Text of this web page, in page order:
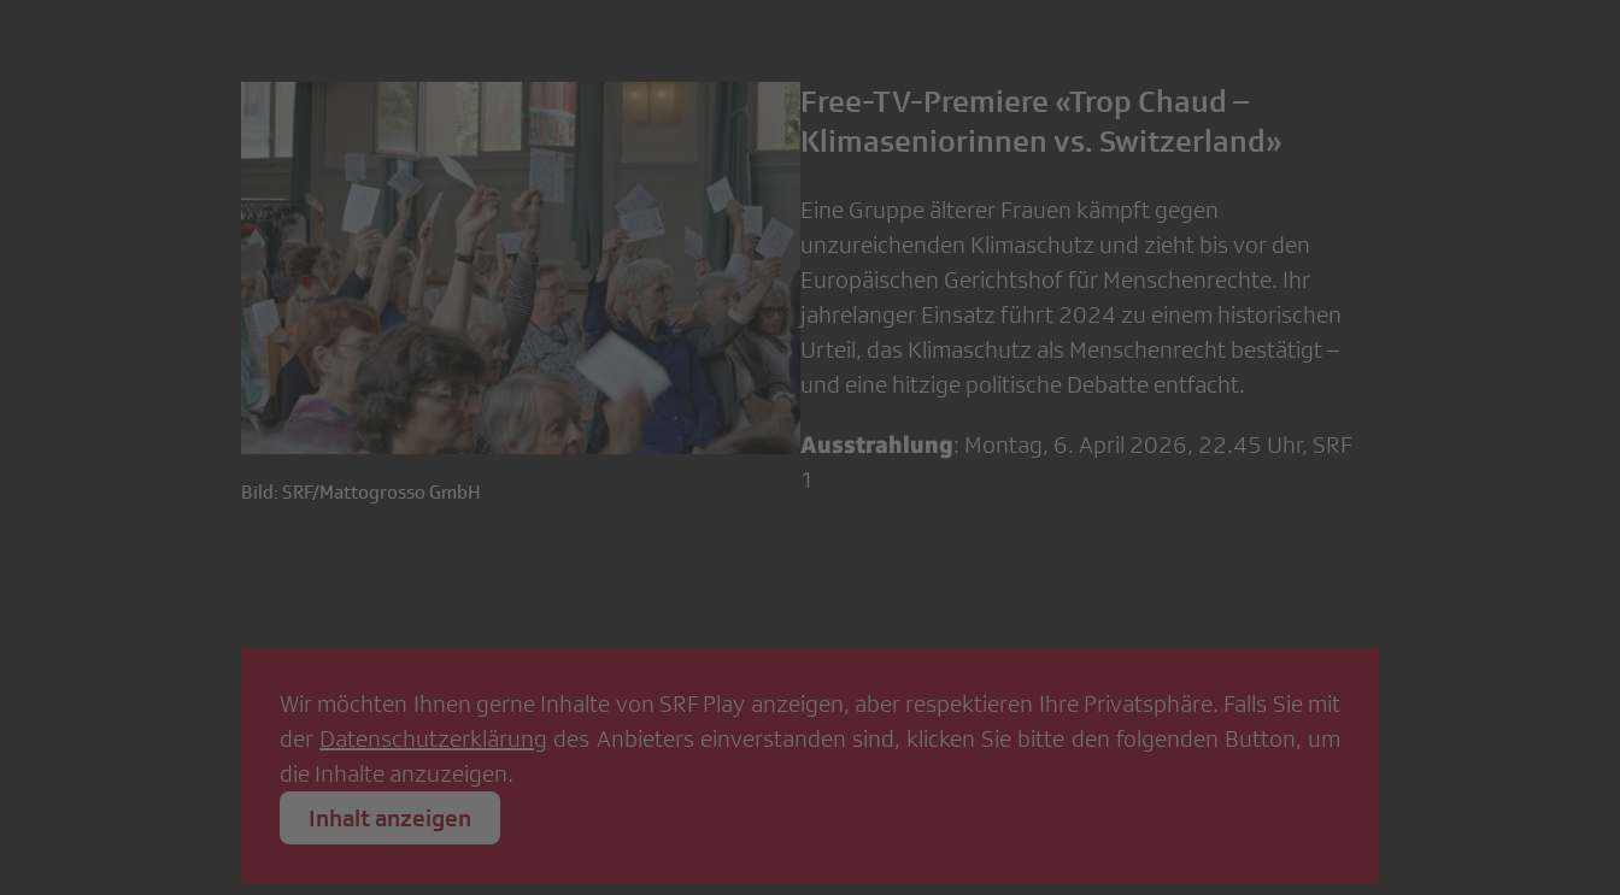
Bild: SRF/Mattogrosso GmbH
Free-TV-Premiere «Trop Chaud –
Klimaseniorinnen vs. Switzerland»
Eine Gruppe älterer Frauen kämpft gegen
unzureichenden Klimaschutz und zieht bis vor den
Europäischen Gerichtshof für Menschenrechte. Ihr
jahrelanger Einsatz führt 2024 zu einem historischen
Urteil, das Klimaschutz als Menschenrecht bestätigt –
und eine hitzige politische Debatte entfacht.
Ausstrahlung: Montag, 6. April 2026, 22.45 Uhr, SRF
1
Wir möchten Ihnen gerne Inhalte von SRF Play anzeigen, aber respektieren Ihre Privatsphäre. Falls Sie mit
der Datenschutzerklärung des Anbieters einverstanden sind, klicken Sie bitte den folgenden Button, um
die Inhalte anzuzeigen.
Inhalt anzeigen